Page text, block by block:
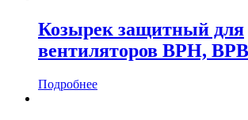
Козырек защитный для
вентиляторов ВРН, ВРВ
Подробнее